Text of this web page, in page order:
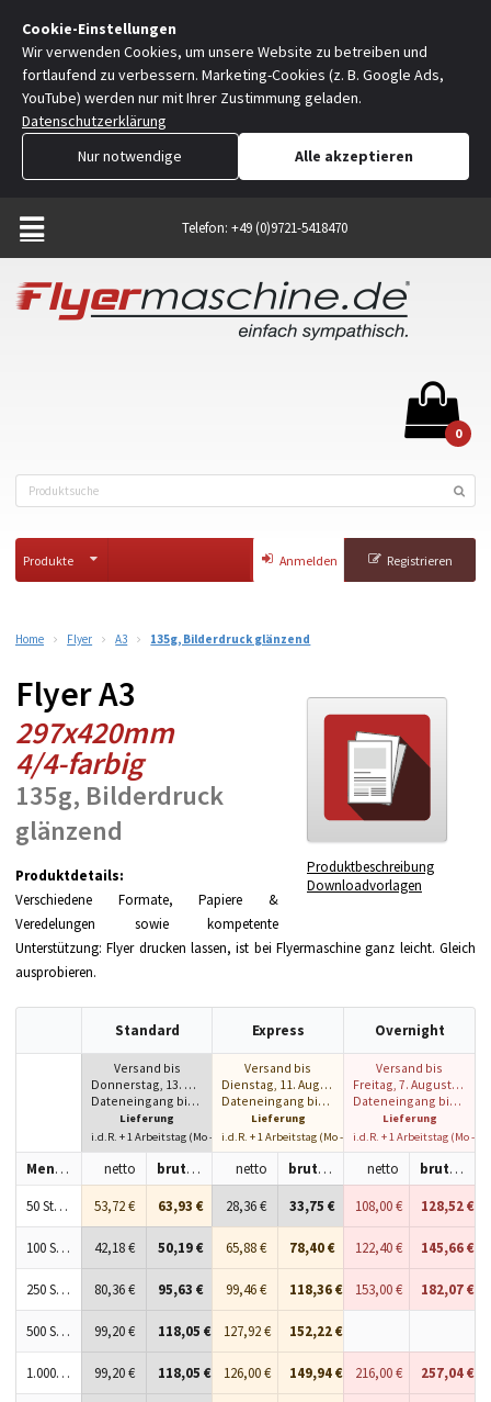
Cookie-Einstellungen
Wir verwenden Cookies, um unsere Website zu betreiben und
fortlaufend zu verbessern. Marketing-Cookies (z. B. Google Ads,
YouTube) werden nur mit Ihrer Zustimmung geladen.
Datenschutzerklärung
Nur notwendige
Alle akzeptieren
Telefon: +49 (0)9721-5418470
0
Produkte Anmelden Registrieren
Home Flyer A3 135g, Bilderdruck glänzend
Produktbeschreibung
Downloadvorlagen
Flyer A3
297x420mm
4/4-farbig
135g, Bilderdruck
glänzend
Produktdetails:
Verschiedene Formate, Papiere &
Veredelungen sowie kompetente
Unterstützung: Flyer drucken lassen, ist bei Flyermaschine ganz leicht. Gleich
ausprobieren.
Standard Express Overnight
Versand bis
Donnerstag, 13. August 2026
Dateneingang bis 10:00 h
Lieferung
i.d.R. + 1 Arbeitstag (Mo - Fr)
Versand bis
Dienstag, 11. August 2026
Dateneingang bis 10:00 h
Lieferung
i.d.R. + 1 Arbeitstag (Mo - Fr)
Versand bis
Freitag, 7. August 2026
Dateneingang bis 10:00 h
Lieferung
i.d.R. + 1 Arbeitstag (Mo - Fr)
Menge netto brutto netto brutto netto
brutto
50 Stück
53,72 € 63,93 € 28,36 € 33,75 € 108,00 € 128,52 €
100 Stück 42,18 € 50,19 € 65,88 € 78,40 € 122,40 € 145,66 €
250 Stück 80,36 € 95,63 € 99,46 € 118,36 € 153,00 € 182,07 €
500 Stück 99,20 € 118,05 € 127,92 € 152,22 €
1.000 Stück 99,20 € 118,05 € 126,00 € 149,94 € 216,00 € 257,04 €